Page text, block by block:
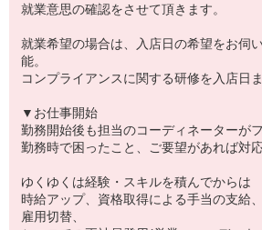
就業意思の確認をさせて頂きます。
就業希望の場合は、入店日の希望をお伺
能。
コンプライアンスに関する研修を入店日
▼お仕事開始
勤務開始後も担当のコーディネーターが
勤務時で困ったこと、ご要望があれば対
ゆくゆくは経験・スキルを積んでからは
時給アップ、資格取得による手当の支給
雇用切替、